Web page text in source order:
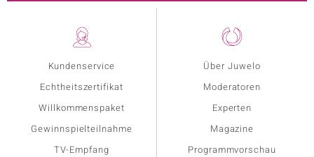
Kundenservice
Echtheitszertifikat
Willkommenspaket
Gewinnspielteilnahme
TV-Empfang
Über Juwelo
Moderatoren
Experten
Magazine
Programmvorschau